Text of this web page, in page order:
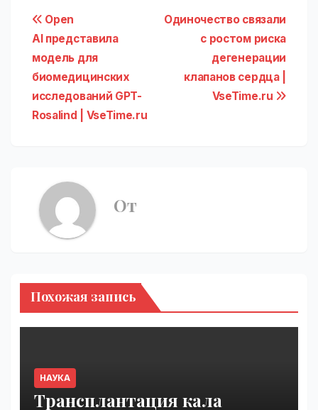
Навигация
по
записям
Одиночество связали
с ростом риска
дегенерации
клапанов сердца |
VseTime.ru
Open
AI представила
модель для
биомедицинских
исследований GPT-
Rosalind | VseTime.ru
От
Похожая запись
НАУКА
Трансплантация кала